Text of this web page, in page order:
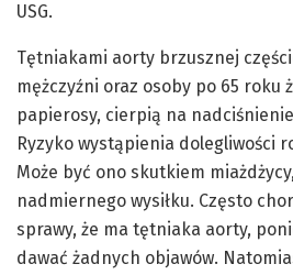
USG.
Tętniakami aorty brzusznej
mężczyźni oraz osoby po 65 roku
papierosy, cierpią na
Ryzyko wystąpienia dolegliwości
Może być ono skutkiem
nadmiernego wysiłku. Często
sprawy, że ma tętniaka aorty,
dawać żadnych objawów.